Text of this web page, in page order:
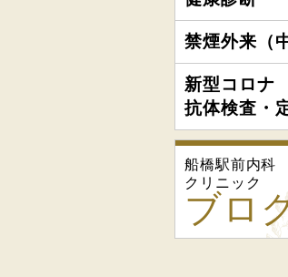
禁煙外来（
新型コロナ
抗体検査・
船橋駅前内科
クリニック
ブロ